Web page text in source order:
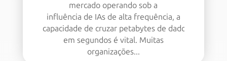
mercado operando sob a
influência de IAs de alta frequência, a
capacidade de cruzar petabytes de dados
em segundos é vital. Muitas
organizações...